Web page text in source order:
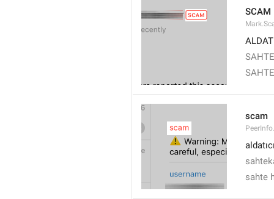
SCAM
SAHTE
scam
sahte